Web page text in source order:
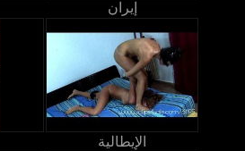
إيران
الإيطالية